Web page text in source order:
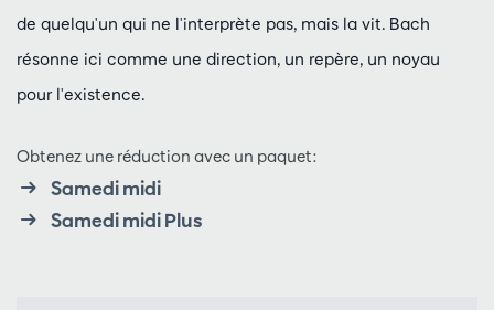
de quelqu'un qui ne l'interprète pas, mais la vit. Bach
résonne ici comme une direction, un repère, un noyau
pour l'existence.
Obtenez une réduction avec un paquet:
Samedi midi
Samedi midi Plus